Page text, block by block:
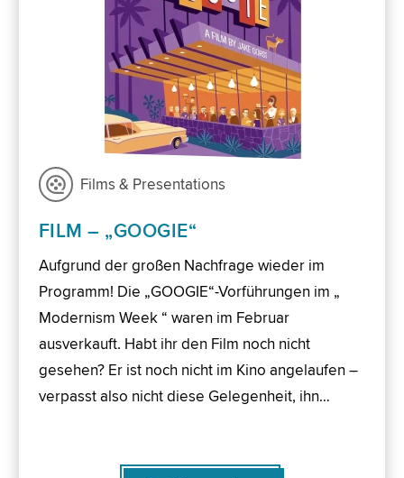
Films & Presentations
FILM – „GOOGIE“
Aufgrund der großen Nachfrage wieder im
Programm! Die „GOOGIE“-Vorführungen im „
Modernism Week “ waren im Februar
ausverkauft. Habt ihr den Film noch nicht
gesehen? Er ist noch nicht im Kino angelaufen –
verpasst also nicht diese Gelegenheit, ihn…